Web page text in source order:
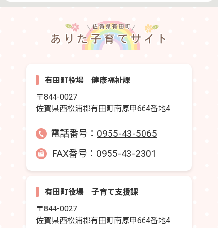
有田町役場 健康福祉課
〒844-0027
佐賀県西松浦郡有田町南原甲664番地4
電話番号： 0955-43-5065
FAX番号：0955-43-2301
有田町役場 子育て支援課
〒844-0027
佐賀県西松浦郡有田町南原甲664番地4